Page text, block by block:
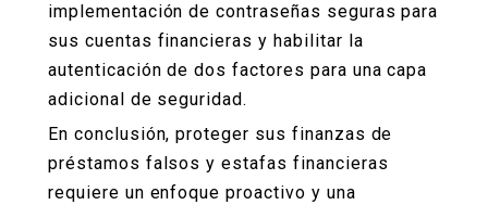
implementación de contraseñas seguras para
sus cuentas financieras y habilitar la
autenticación de dos factores para una capa
adicional de seguridad.
En conclusión, proteger sus finanzas de
préstamos falsos y estafas financieras
requiere un enfoque proactivo y una